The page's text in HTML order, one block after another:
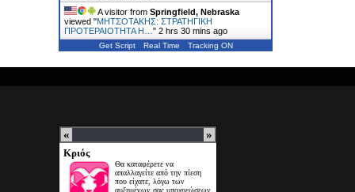
A visitor from Springfield, Nebraska
viewed "ΜΗΤΣΟΤΑΚΗΣ: ΣΤΡΑΤΗΓΙΚΗ
ΠΡΟΤΕΡΑΙΟΤΗΤΑ Η… " 2 hrs 30 mins ago
Get Script Real Time Tracking ON